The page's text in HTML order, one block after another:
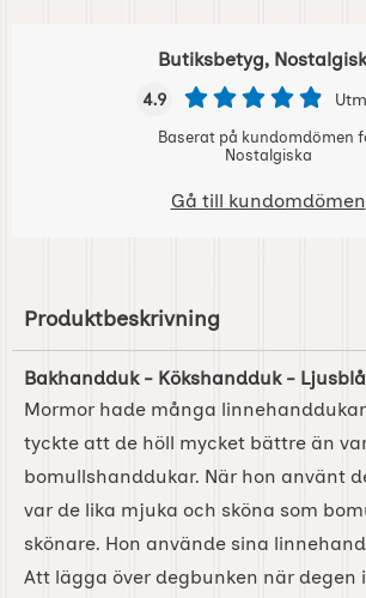
Butiksbetyg,
4.9
Baserat på kundomdömen
Nostalgiska
Gå till kundomdömen
Produktbeskrivning
Bakhandduk - Kökshandduk - Ljusblå
Mormor hade många
tyckte att de höll mycket bättre än
bomullshanddukar. När hon använt
var de lika mjuka och sköna som
skönare. Hon använde sina
Att lägga över degbunken när degen